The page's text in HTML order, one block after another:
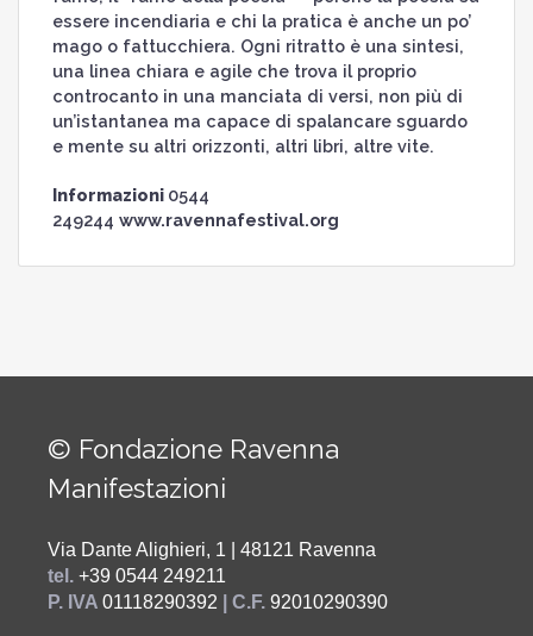
essere incendiaria e chi la pratica è anche un po’
mago o fattucchiera. Ogni ritratto è una sintesi,
una linea chiara e agile che trova il proprio
controcanto in una manciata di versi, non più di
un’istantanea ma capace di spalancare sguardo
e mente su altri orizzonti, altri libri, altre vite.
Informazioni 0544
249244 www.ravennafestival.org
© Fondazione Ravenna
Manifestazioni
Via Dante Alighieri, 1 | 48121 Ravenna
tel. +39 0544 249211
P. IVA 01118290392 | C.F. 92010290390